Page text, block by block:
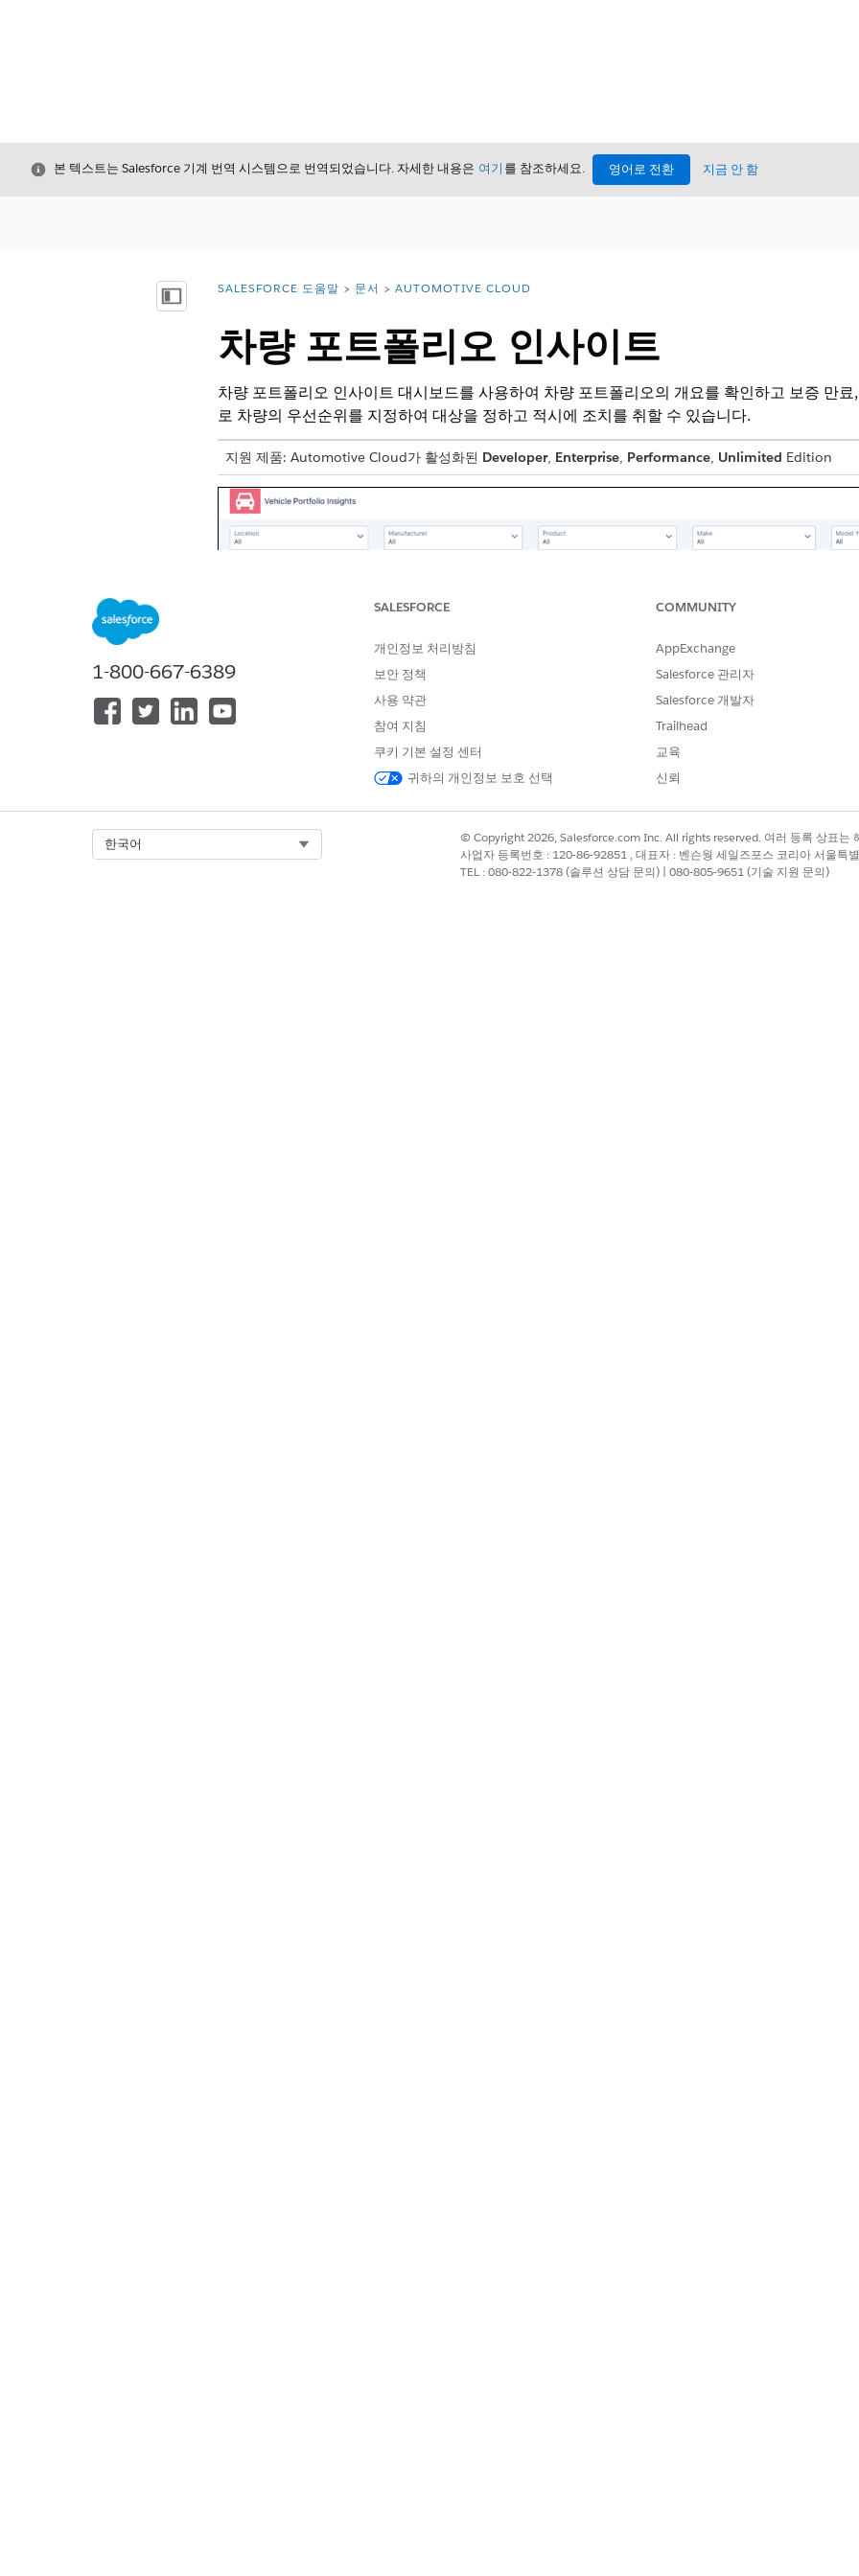
닫기본 텍스트는 Salesforce 기계 번역 시스템으로 번역되었습니다. 자세한 내용은 여기 를 참조하세요. 영어로 전환 지금 안 함
목차 표시 위치:
SALESFORCE 도움말 문서 AUTOMOTIVE CLOUD
차량 포트폴리오 인사이트
차량 포트폴리오 인사이트 대시보드를 사용하여 차량 포트폴리오의 개요를 확인하고 보증 만
로 차량의 우선순위를 지정하여 대상을 정하고 적시에 조치를 취할 수 있습니다.
지원 제품: Automotive Cloud가 활성화된 Developer, Enterprise, Performance, Unlimited Edition
1-800-667-6389
SALESFORCE
개인정보 처리방침
보안 정책
사용 약관
참여 지침
쿠키 기본 설정 센터
귀하의 개인정보 보호 선택
COMMUNITY
AppExchange
Salesforce 관리자
Salesforce 개발자
Trailhead
교육
신뢰
한국어
© Copyright 2026, Salesforce.com Inc. All rights reserved. 여러 등록 상표는
사업자 등록번호 : 120-86-92851 , 대표자 : 벤슨웡 세일즈포스 코리아 서울
TEL : 080-822-1378 (솔루션 상담 문의) | 080-805-9651 (기술 지원 문의)